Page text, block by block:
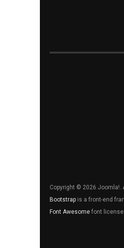
Copyright © 2026 Joomla!.
Bootstrap is a front-end
Font Awesome font